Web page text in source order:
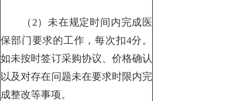
（2）未在规定时间内完成医
保部门要求的工作，每次扣4分。
如未按时签订采购协议、价格确认
以及对存在问题未在要求时限内完
成整改等事项。